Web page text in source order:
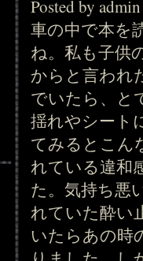
Posted by
車の中で本を
ね。私も子供
からと言われ
でいたら、と
揺れやシート
てみるとこん
れている違和
た。気持ち悪
れていた酔い
いたらあの時